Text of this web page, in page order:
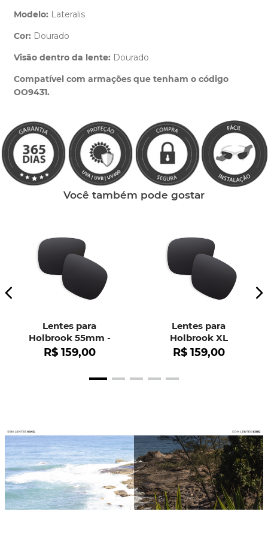
Modelo: Lateralis
Cor: Dourado
Visão dentro da lente: Dourado
Compatível com armações que tenham o código
OO9431.
Você também pode gostar
Lentes para
Holbrook 55mm -
OO9102
R$ 159,00
Lentes para
Holbrook XL
R$ 159,00